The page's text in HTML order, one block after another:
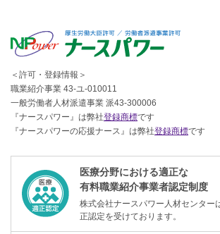
＜許可・登録情報＞
職業紹介事業 43-ユ-010011
一般労働者人材派遣事業 派43-300006
『ナースパワー』は弊社登録商標です
『ナースパワーの応援ナース』は弊社登録商標です
医療分野における適正な
有料職業紹介事業者認定制度
株式会社ナースパワー人材センター
正認定を受けております。